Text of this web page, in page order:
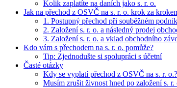
Kolik zaplatíte na daních jako s. r. o.
Jak na přechod z OSVČ na s. r. o. krok za
1. Postupný přechod při souběžném
2. Založení s. r. o. a následný prodej
3. Založení s. r. o. a vklad obchodního
Kdo vám s přechodem na s. r. o. pomůže?
Tip: Zjednodušte si spolupráci s účetní
Časté otázky
Kdy se vyplatí přechod z OSVČ na s. r. o.?
Musím zrušit živnost hned po založení s. r.